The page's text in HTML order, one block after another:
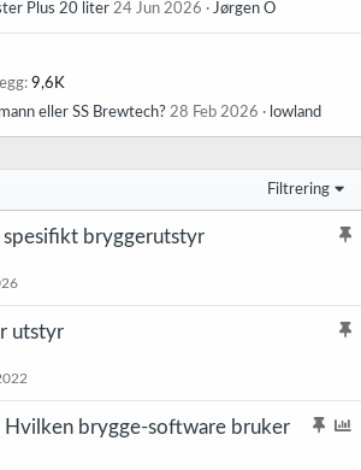
Plus 20 liter 24 Jun 2026 Jørgen O
9,6K
eller SS Brewtech? 28 Feb 2026 lowland
Filtrering
K
t
bryggerutstyr
K
t
utstyr
K
A
Hvilken brygge-software bruker